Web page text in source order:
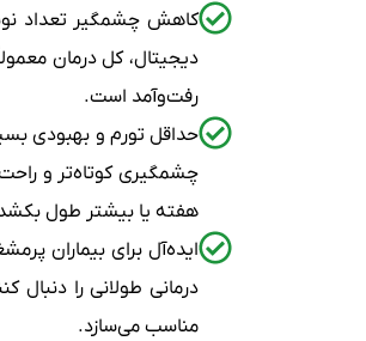
رفت‌وآمد است.
حداقل تورم و بهبودی
چشمگیری کوتاه‌تر و
هفته یا بیشتر طول
ایده‌آل برای بیماران
درمانی طولانی را دنبال
مناسب می‌سازد.